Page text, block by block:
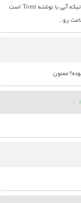
موجود - جنس بند مانند تصاویر و اون تیکه آبی با نوشته Tomi است
رو..
ممنون
: